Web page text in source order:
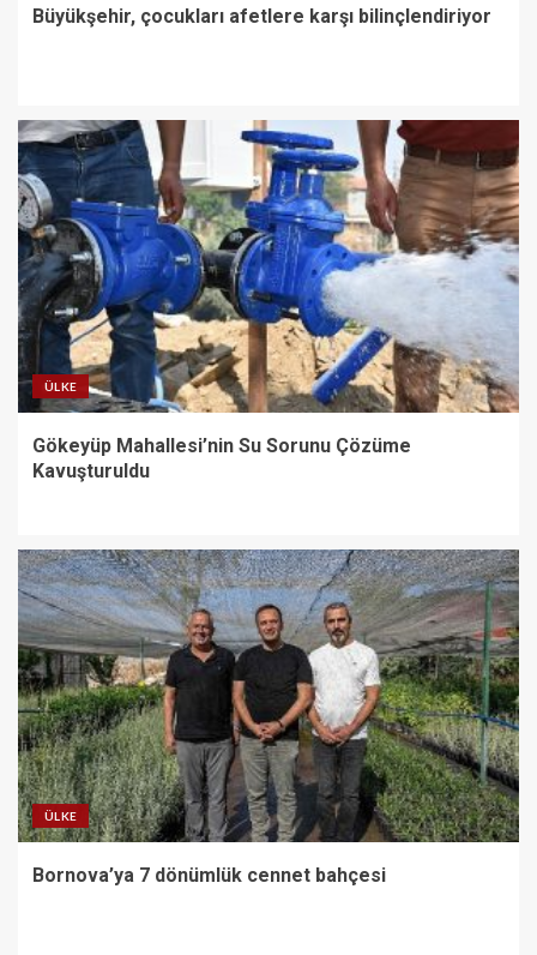
Büyükşehir, çocukları afetlere karşı bilinçlendiriyor
ÜLKE
Gökeyüp Mahallesi’nin Su Sorunu Çözüme
Kavuşturuldu
ÜLKE
Bornova’ya 7 dönümlük cennet bahçesi